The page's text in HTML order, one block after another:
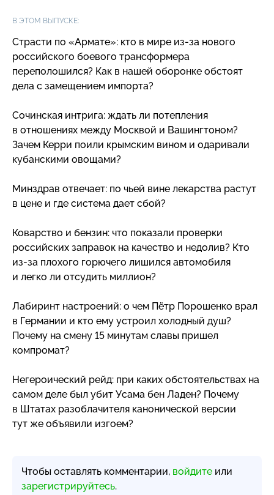
В ЭТОМ ВЫПУСКЕ:
Страсти по «Армате»: кто в мире из-за нового
российского боевого трансформера
переполошился? Как в нашей оборонке обстоят
дела с замещением импорта?
Сочинская интрига: ждать ли потепления
в отношениях между Москвой и Вашингтоном?
Зачем Керри поили крымским вином и одаривали
кубанскими овощами?
Минздрав отвечает: по чьей вине лекарства растут
в цене и где система дает сбой?
Коварство и бензин: что показали проверки
российских заправок на качество и недолив? Кто
из-за плохого горючего лишился автомобиля
и легко ли отсудить миллион?
Лабиринт настроений: о чем Пётр Порошенко врал
в Германии и кто ему устроил холодный душ?
Почему на смену 15 минутам славы пришел
компромат?
Негероический рейд: при каких обстоятельствах на
самом деле был убит Усама бен Ладен? Почему
в Штатах разоблачителя канонической версии
тут же объявили изгоем?
Чтобы оставлять комментарии, войдите или
зарегистрируйтесь.